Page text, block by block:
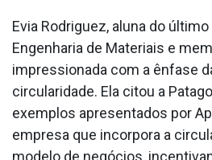
Evia Rodriguez, aluna do
Engenharia de Materiais e
impressionada com a ênfase
circularidade. Ela citou a
exemplos apresentados por
empresa que incorpora a
modelo de negócios,